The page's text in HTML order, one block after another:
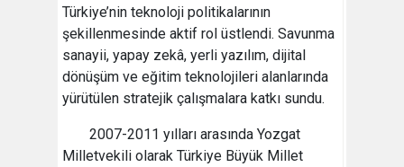
Türkiye’nin teknoloji politikalarının
şekillenmesinde aktif rol üstlendi. Savunma
sanayii, yapay zekâ, yerli yazılım, dijital
dönüşüm ve eğitim teknolojileri alanlarında
yürütülen stratejik çalışmalara katkı sundu.
2007-2011 yılları arasında Yozgat
Milletvekili olarak Türkiye Büyük Millet